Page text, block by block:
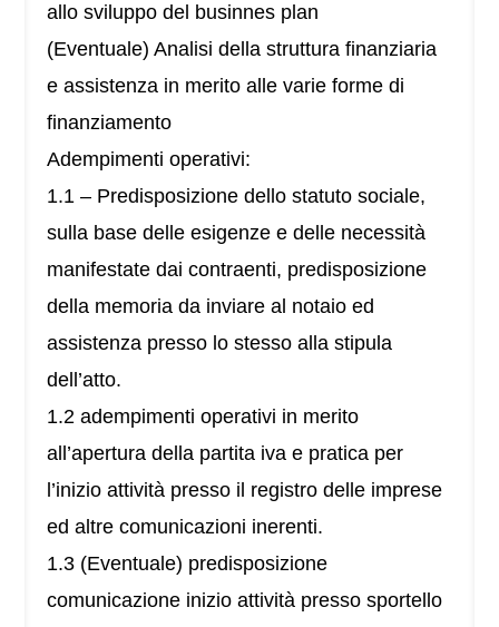
allo sviluppo del businnes plan
(Eventuale) Analisi della struttura finanziaria
e assistenza in merito alle varie forme di
finanziamento
Adempimenti operativi:
1.1 – Predisposizione dello statuto sociale,
sulla base delle esigenze e delle necessità
manifestate dai contraenti, predisposizione
della memoria da inviare al notaio ed
assistenza presso lo stesso alla stipula
dell’atto.
1.2 adempimenti operativi in merito
all’apertura della partita iva e pratica per
l’inizio attività presso il registro delle imprese
ed altre comunicazioni inerenti.
1.3 (Eventuale) predisposizione
comunicazione inizio attività presso sportello